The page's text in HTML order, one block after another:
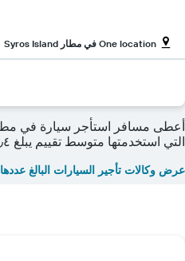
One location في مطار Syros Island
التي استخدمتها متوسط تقييم يبلغ ٨٫٤
عرض وكالات تأجير السيارات البالغ عددها 11